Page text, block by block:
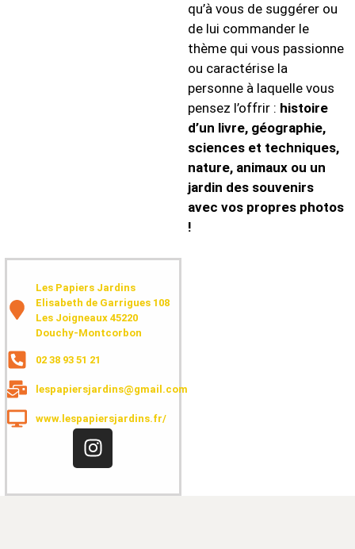
qu’à vous de suggérer ou
de lui commander le
thème qui vous passionne
ou caractérise la
personne à laquelle vous
pensez l’offrir : histoire
d’un livre, géographie,
sciences et techniques,
nature, animaux ou un
jardin des souvenirs
avec vos propres photos
!
Les Papiers Jardins
Elisabeth de Garrigues 108
Les Joigneaux 45220
Douchy-Montcorbon
02 38 93 51 21
lespapiersjardins@gmail.com
www.lespapiersjardins.fr/